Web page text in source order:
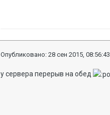
Опубликовано:28 сен 2015, 08:56:43
у сервера перерыв на обед